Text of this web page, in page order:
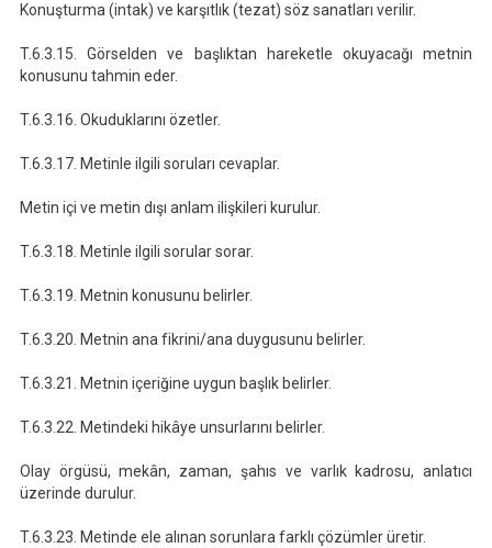
Konuşturma (intak) ve karşıtlık (tezat) söz sanatları verilir.
T.6.3.15. Görselden ve başlıktan hareketle okuyacağı metnin
konusunu tahmin eder.
T.6.3.16. Okuduklarını özetler.
T.6.3.17. Metinle ilgili soruları cevaplar.
Metin içi ve metin dışı anlam ilişkileri kurulur.
T.6.3.18. Metinle ilgili sorular sorar.
T.6.3.19. Metnin konusunu belirler.
T.6.3.20. Metnin ana fikrini/ana duygusunu belirler.
T.6.3.21. Metnin içeriğine uygun başlık belirler.
T.6.3.22. Metindeki hikâye unsurlarını belirler.
Olay örgüsü, mekân, zaman, şahıs ve varlık kadrosu, anlatıcı
üzerinde durulur.
T.6.3.23. Metinde ele alınan sorunlara farklı çözümler üretir.